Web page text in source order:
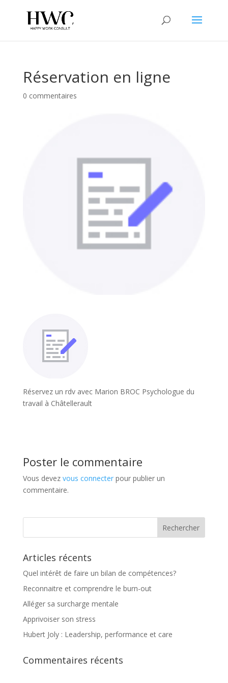
Réservation en ligne
0 commentaires
Réservez un rdv avec Marion BROC Psychologue du
travail à Châtellerault
Poster le commentaire
Vous devez vous connecterpour publier un
commentaire.
Articles récents
Quel intérêt de faire un bilan de compétences?
Reconnaitre et comprendre le burn-out
Alléger sa surcharge mentale
Apprivoiser son stress
Hubert Joly : Leadership, performance et care
Commentaires récents